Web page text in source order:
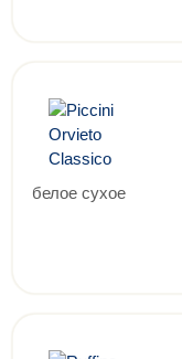
белое сухое